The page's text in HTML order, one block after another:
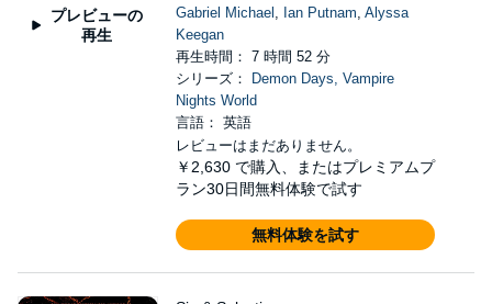
プレビューの
再生
Gabriel Michael , Ian Putnam, Alyssa
Keegan
再生時間： 7 時間 52 分
シリーズ：
Demon Days, Vampire
Nights World
言語： 英語
レビューはまだありません。
￥2,630 で購入、またはプレミアムプ
ラン30日間無料体験で試す
無料体験を試す